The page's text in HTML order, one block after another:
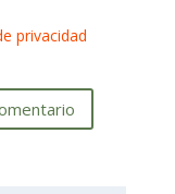
privacidad